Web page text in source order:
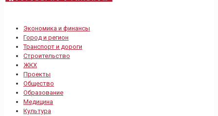
Экономика и финансы
Город и регион
Транспорт и дороги
Строительство
ЖКХ
Проекты
Общество
Образование
Медицина
Культура